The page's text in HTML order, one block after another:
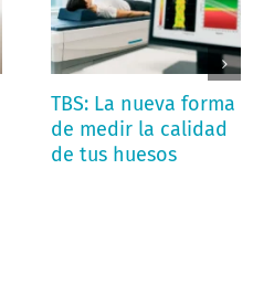
TBS: La nueva forma
de medir la calidad
de tus huesos